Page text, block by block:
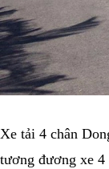
Xe tải 4 chân
tương đương xe 4